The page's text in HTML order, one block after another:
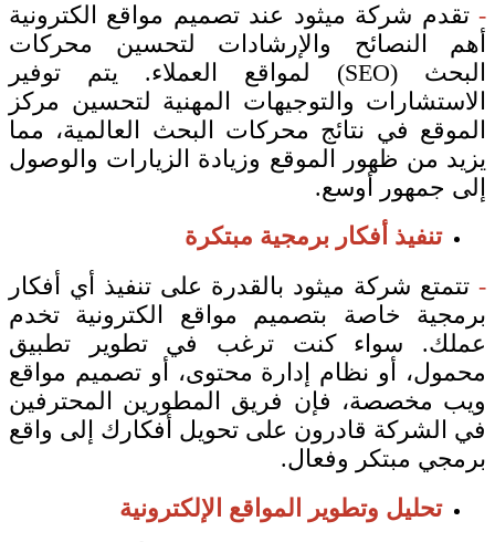
-تقدم شركة ميثود عند تصميم مواقع الكترونية
أهم النصائح والإرشادات لتحسين محركات
البحث (SEO) لمواقع العملاء. يتم توفير
الاستشارات والتوجيهات المهنية لتحسين مركز
الموقع في نتائج محركات البحث العالمية، مما
يزيد من ظهور الموقع وزيادة الزيارات والوصول
إلى جمهور أوسع.
تنفيذ أفكار برمجية مبتكرة
- تتمتع شركة ميثود بالقدرة على تنفيذ أي أفكار
برمجية خاصة بتصميم مواقع الكترونية تخدم
عملك. سواء كنت ترغب في تطوير تطبيق
محمول، أو نظام إدارة محتوى، أو تصميم مواقع
ويب مخصصة، فإن فريق المطورين المحترفين
في الشركة قادرون على تحويل أفكارك إلى واقع
برمجي مبتكر وفعال.
تحليل وتطوير المواقع الإلكترونية